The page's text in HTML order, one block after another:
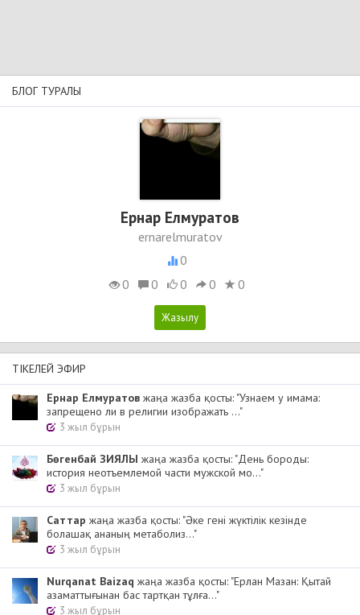
БЛОГ ТУРАЛЫ
Ернар Елмуратов
ernarelmuratov
0
0
0 0 0 0
ТІКЕЛЕЙ ЭФИР
Ернар Елмуратов жаңа жазба қосты: "Узнаем у имама:
запрещено ли в религии изображать ..."
3 жыл бұрын
Бөгенбай ЗИЯЛЫ жаңа жазба қосты: "День бороды:
история неотъемлемой части мужской мо..."
3 жыл бұрын
Cаттар жаңа жазба қосты: "Әке гені жүктілік кезінде
болашақ ананың метаболиз..."
3 жыл бұрын
Nurqanat Baizaq жаңа жазба қосты: "Ерлан Мазан: Қытай
азаматтығынан бас тартқан тұлға..."
3 жыл бұрын